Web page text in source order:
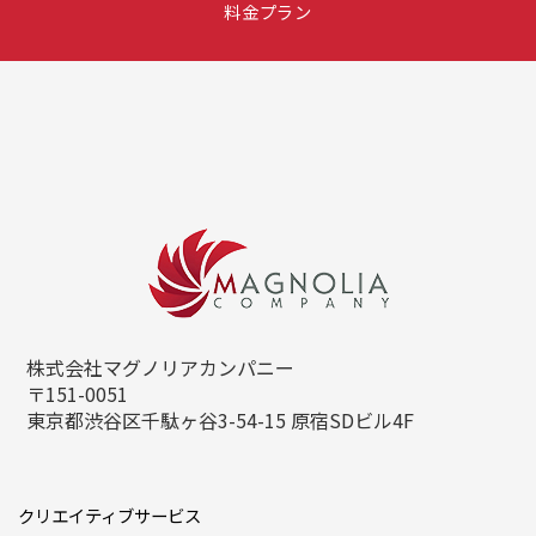
料金プラン
株式会社マグノリアカンパニー
〒151-0051
東京都渋谷区千駄ヶ谷3-54-15 原宿SDビル4F
クリエイティブサービス